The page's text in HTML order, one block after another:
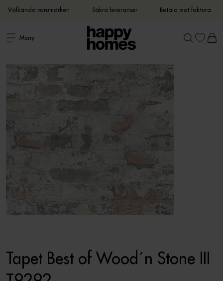
Välkända varumärken Säkra leveranser Betala mot faktura
Meny
Tapet Best of Wood´n Stone III